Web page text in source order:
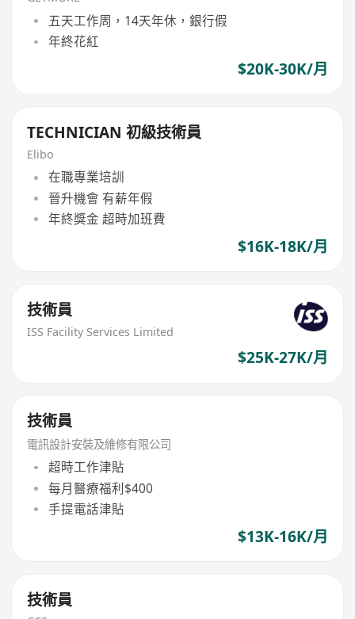
五天工作周，14天年休，銀行假
年終花紅
$20K-30K/月
TECHNICIAN 初級技術員
Elibo
在職專業培訓
晉升機會 有薪年假
年終獎金 超時加班費
$16K-18K/月
技術員
ISS Facility Services Limited
$25K-27K/月
技術員
電訊設計安裝及維修有限公司
超時工作津貼
每月醫療福利$400
手提電話津貼
$13K-16K/月
技術員